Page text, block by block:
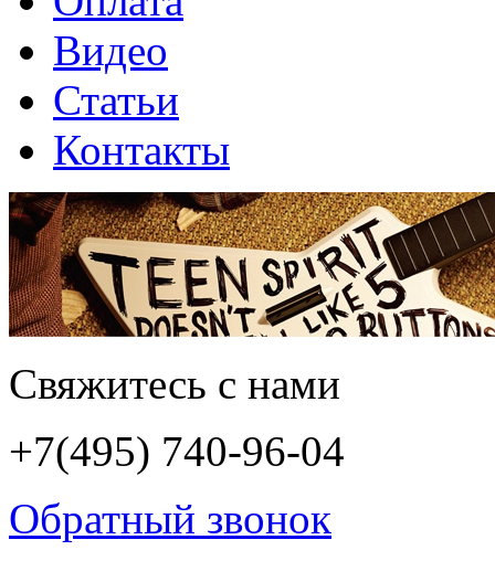
Видео
Статьи
Контакты
Свяжитесь с нами
+7(495) 740-96-04
Обратный звонок